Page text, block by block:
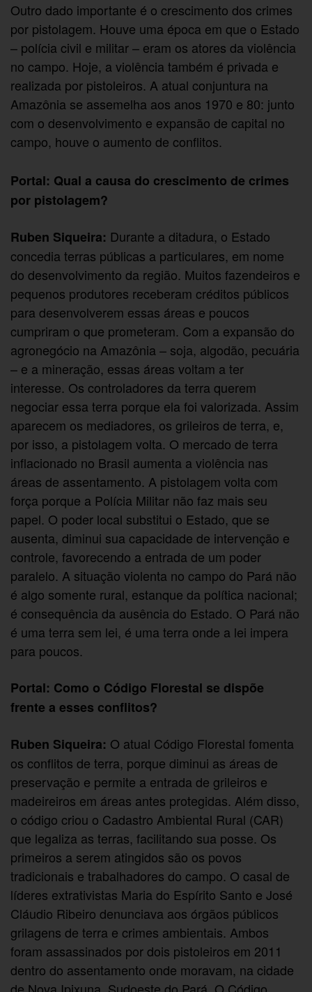
Outro dado importante é o crescimento dos crimes
por pistolagem. Houve uma época em que o Estado
– polícia civil e militar – eram os atores da violência
no campo. Hoje, a violência também é privada e
realizada por pistoleiros. A atual conjuntura na
Amazônia se assemelha aos anos 1970 e 80: junto
com o desenvolvimento e expansão de capital no
campo, houve o aumento de conflitos.
Portal: Qual a causa do crescimento de crimes
por pistolagem?
Ruben Siqueira: Durante a ditadura, o Estado
concedia terras públicas a particulares, em nome
do desenvolvimento da região. Muitos fazendeiros e
pequenos produtores receberam créditos públicos
para desenvolverem essas áreas e poucos
cumpriram o que prometeram. Com a expansão do
agronegócio na Amazônia – soja, algodão, pecuária
– e a mineração, essas áreas voltam a ter
interesse. Os controladores da terra querem
negociar essa terra porque ela foi valorizada. Assim
aparecem os mediadores, os grileiros de terra, e,
por isso, a pistolagem volta. O mercado de terra
inflacionado no Brasil aumenta a violência nas
áreas de assentamento. A pistolagem volta com
força porque a Polícia Militar não faz mais seu
papel. O poder local substitui o Estado, que se
ausenta, diminui sua capacidade de intervenção e
controle, favorecendo a entrada de um poder
paralelo. A situação violenta no campo do Pará não
é algo somente rural, estanque da política nacional;
é consequência da ausência do Estado. O Pará não
é uma terra sem lei, é uma terra onde a lei impera
para poucos.
Portal: Como o Código Florestal se dispõe
frente a esses conflitos?
Ruben Siqueira: O atual Código Florestal fomenta
os conflitos de terra, porque diminui as áreas de
preservação e permite a entrada de grileiros e
madeireiros em áreas antes protegidas. Além disso,
o código criou o Cadastro Ambiental Rural (CAR)
que legaliza as terras, facilitando sua posse. Os
primeiros a serem atingidos são os povos
tradicionais e trabalhadores do campo. O casal de
líderes extrativistas Maria do Espírito Santo e José
Cláudio Ribeiro denunciava aos órgãos públicos
grilagens de terra e crimes ambientais. Ambos
foram assassinados por dois pistoleiros em 2011
dentro do assentamento onde moravam, na cidade